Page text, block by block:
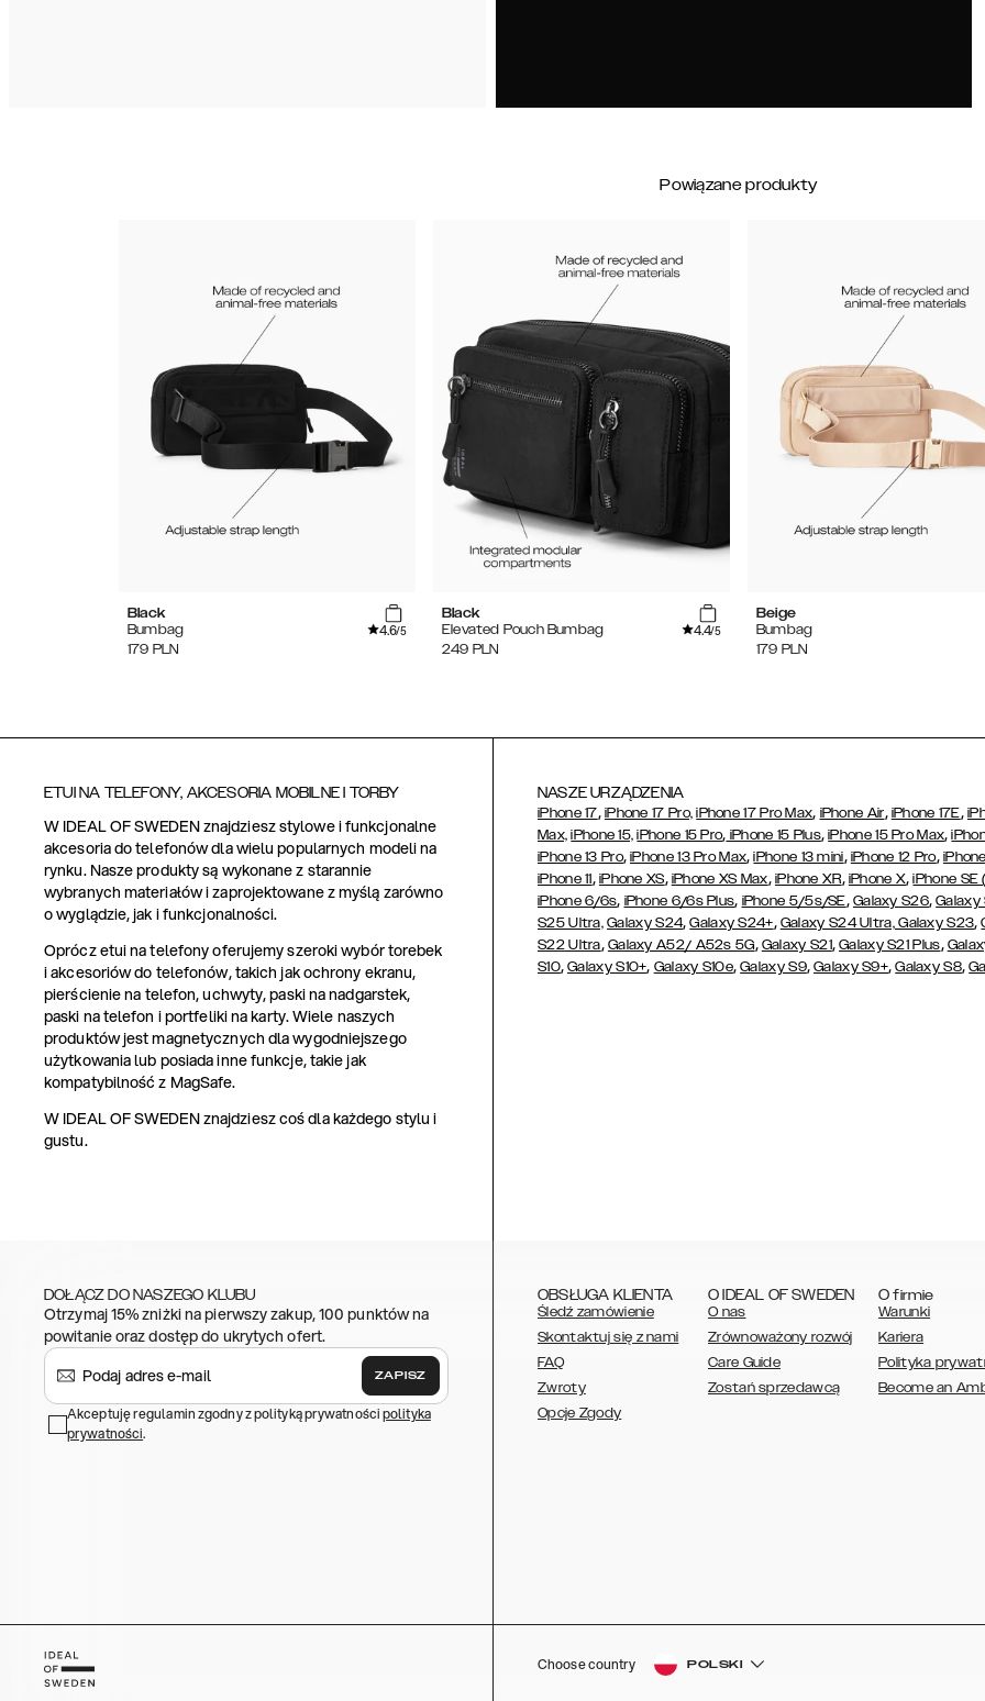
Powiązane produkty
Black
Bumbag
4.6/5
179 PLN
Black
Elevated Pouch Bumbag
4.4/5
249 PLN
Beige
Bumbag
179 PLN
ETUI NA TELEFONY, AKCESORIA MOBILNE I TORBY
W IDEAL OF SWEDEN znajdziesz stylowe i funkcjonalne
akcesoria do telefonów dla wielu popularnych modeli na
rynku. Nasze produkty są wykonane z starannie
wybranych materiałów i zaprojektowane z myślą zarówno
o wyglądzie, jak i funkcjonalności.
Oprócz etui na telefony oferujemy szeroki wybór torebek
i akcesoriów do telefonów, takich jak ochrony ekranu,
pierścienie na telefon, uchwyty, paski na nadgarstek,
paski na telefon i portfeliki na karty. Wiele naszych
produktów jest magnetycznych dla wygodniejszego
użytkowania lub posiada inne funkcje, takie jak
kompatybilność z MagSafe.
W IDEAL OF SWEDEN znajdziesz coś dla każdego stylu i
gustu.
NASZE URZĄDZENIA
iPhone 17, iPhone 17 Pro, iPhone 17 Pro Max, iPhone Air, iPhone 17E,
Max, iPhone 15, iPhone 15 Pro, iPhone 15 Plus,iPhone 15 Pro Max,
iPhone 13 Pro,iPhone 13 Pro Max,iPhone 13 mini, iPhone 12 Pro,
iPhone 11, iPhone XS, iPhone XS Max, iPhone XR, iPhone X,iPhone
iPhone 6/6s, iPhone 6/6s Plus, iPhone 5/5s/SE, Galaxy S26,Galaxy
S25 Ultra, Galaxy S24,Galaxy S24+, Galaxy S24 Ultra,Galaxy S23,
S22 Ultra, Galaxy A52/ A52s 5G, Galaxy S21,Galaxy S21 Plus,
S10,Galaxy S10+, Galaxy S10e,Galaxy S9,Galaxy S9+,Galaxy S8,
DOŁĄCZ DO NASZEGO KLUBU
Otrzymaj 15% zniżki na pierwszy zakup, 100 punktów na
powitanie oraz dostęp do ukrytych ofert.
ZAPISZ
Akceptuję regulamin zgodny z polityką prywatnościpolityka
prywatności.
OBSŁUGA KLIENTA
Śledź zamówienie
Skontaktuj się z nami
FAQ
Zwroty
Opcje Zgody
O IDEAL OF SWEDEN
O nas
Zrównoważony rozwój
Care Guide
Zostań sprzedawcą
O firmie
Warunki
Kariera
Polityka
Become an
Choose country POLSKI
ESPAÑOL